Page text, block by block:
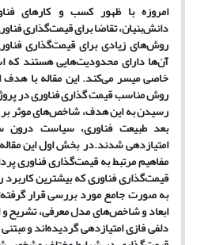
امروزه با ظهور کسب و کارهای
دانشبنیان، تقاضا برای قیمتگذاری
روشهای زیادی برای قیمتگذاری
آنها دارای محدودیتهایی هستند که
خاصی میسر میکند. این مقاله با هدف
روش مناسب قیمت گذاری فناوری در
رسیدن به این هدف، شاخصهای موثر
بعد طبیعت فناوری، سیاست درون
امتیازدهی شدند.در بخش اول این
مفاهیم مرتبط به قیمتگذاری فناوری
قیمتگذاری فناوری که بیشترین کاربرد
به صورت جامع مورد بررسی قرار گرفته
ابعاد و شاخصهای مدل معرفی، تشریح و
دلفی فازی امتیازدهی گردیدهاند و